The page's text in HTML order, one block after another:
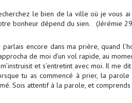
le bien de la ville où je vous
bonheur dépend du sien. (Jérémie
parlais encore dans ma prière, quand
de moi d’un vol rapide, au
et s’entretint avec moi. Il me
tu as commencé à prier, la
Sois attentif à la parole, et